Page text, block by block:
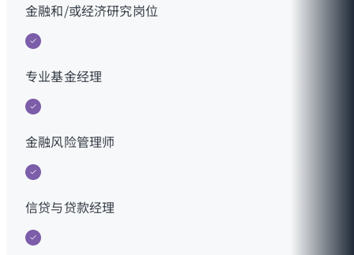
金融和/或经济研究岗位
专业基金经理
金融风险管理师
信贷与贷款经理